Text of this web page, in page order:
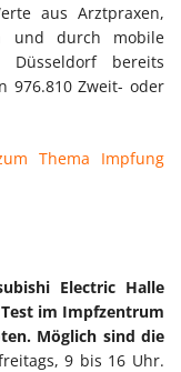
aus Arztpraxen,
und durch mobile
bereits
976.810 Zweit- oder
Thema Impfung
Electric Halle
im Impfzentrum
Möglich sind die
9 bis 16 Uhr.